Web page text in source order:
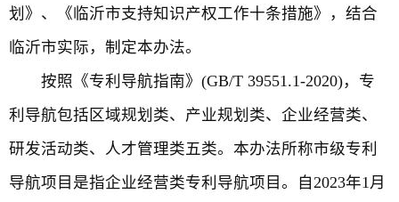
划》、《临沂市支持知识产权工作十条措施》，结合
临沂市实际，制定本办法。
按照《专利导航指南》(GB/T 39551.1-2020)，专
利导航包括区域规划类、产业规划类、企业经营类、
研发活动类、人才管理类五类。本办法所称市级专利
导航项目是指企业经营类专利导航项目。自2023年1月